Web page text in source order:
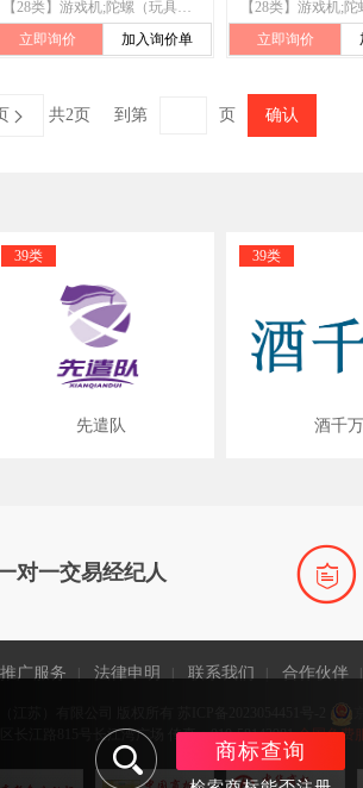
【28类】游戏机;陀螺（玩具）;国际象棋;羽毛球;锻炼身体器械;滑雪板;拳击手套;圣诞树架;钓鱼用具;遥控玩具汽车
立即询价
加入询价单
立即询价
 共2页 到第 页 确认
39类
先遣队
39类
酒千万
对一交易经纪人 
商标查询
推广服务 法律申明 联系我们 合作伙伴
长江路815号长江湾广场 传真：010-58143981全国免费